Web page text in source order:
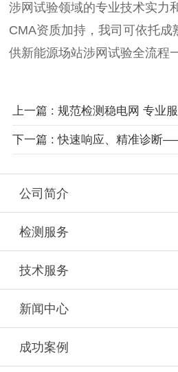
涉网试验领域的专业技术实力
CMA资质加持，我司可依托成
供新能源场站涉网试验全流程
上一篇 : 规范检测稳电网 专业
公司简介
检测服务
技术服务
新闻中心
成功案例